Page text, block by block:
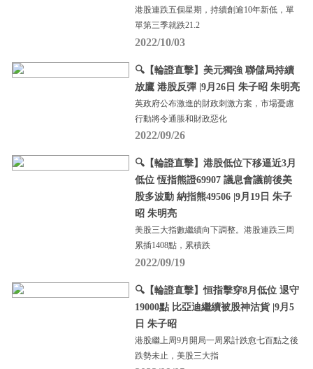
港股連跌五個星期，持續創逾10年新低，單
單第三季就跌21.2
2022/10/03
🔍【輪證直擊】美元獨強 聯儲局持續
放鷹 港股反彈 |9月26日 朱子昭 朱明亮
英政府公布激進的財政刺激方案，市場憂慮
行動將令通脹和財政惡化
2022/09/26
🔍【輪證直擊】港股低位下移逼近3月
低位 恆指熊證69907 議息會議前後美
股多波動 納指熊49506 |9月19日 朱子
昭 朱明亮
美股三大指數繼續向下調整。港股連跌三周
累插1408點，累積跌
2022/09/19
🔍【輪證直擊】恒指擊穿8月低位 退守
19000點 比亞迪繼續被股神沽貨 |9月5
日 朱子昭
港股繼上周9月開局一周累計跌愈七百點之後
跌勢未止，美股三大指